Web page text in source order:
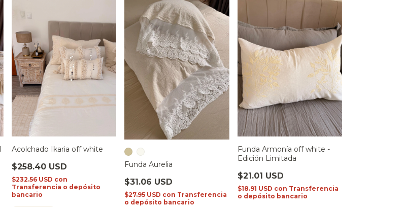
Acolchado Ikaria off white
$258.40 USD
$232.56 USD con
Transferencia o depósito
bancario
Funda Aurelia
$31.06 USD
$27.95 USD con Transferencia
o depósito bancario
Funda Armonía off white -
Edición Limitada
$21.01 USD
$18.91 USD con Transferencia
o depósito bancario